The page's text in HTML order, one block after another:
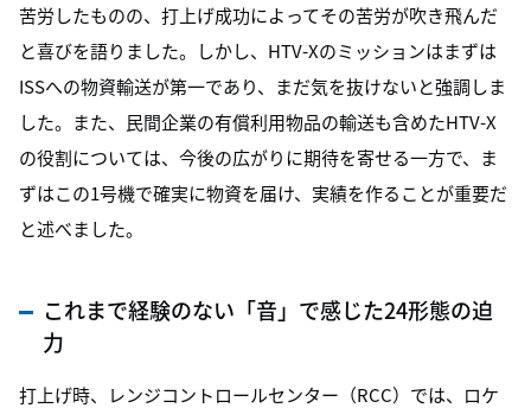
苦労したものの、打上げ成功によってその苦労が吹き飛んだ
と喜びを語りました。しかし、HTV-Xのミッションはまずは
ISSへの物資輸送が第一であり、まだ気を抜けないと強調しま
した。また、民間企業の有償利用物品の輸送も含めたHTV-X
の役割については、今後の広がりに期待を寄せる一方で、ま
ずはこの1号機で確実に物資を届け、実績を作ることが重要だ
と述べました。
これまで経験のない「音」で感じた24形態の迫
力
打上げ時、レンジコントロールセンター（RCC）では、ロケ